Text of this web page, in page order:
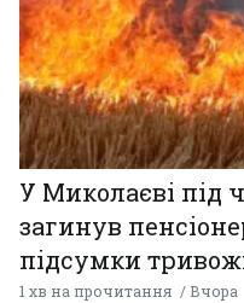
У Миколаєві під
загинув
підсумки
1 хв на прочитання Вчора